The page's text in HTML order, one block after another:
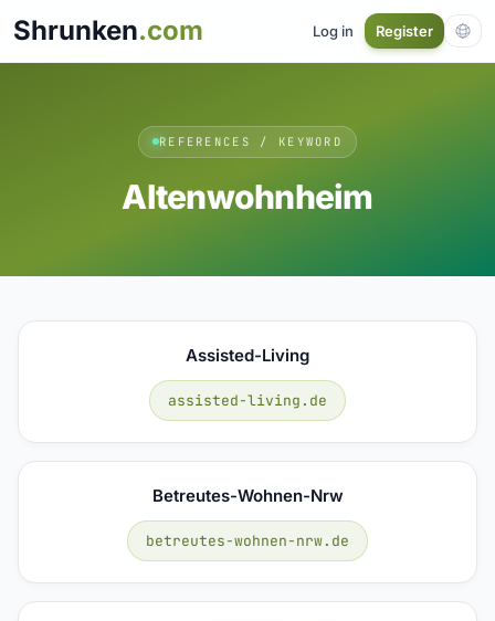
Shrunken.com Log in Register
REFERENCES / KEYWORD
Altenwohnheim
Assisted-Living
assisted-living.de
Betreutes-Wohnen-Nrw
betreutes-wohnen-nrw.de